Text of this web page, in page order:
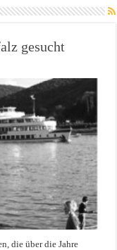
gesucht
die über die Jahre